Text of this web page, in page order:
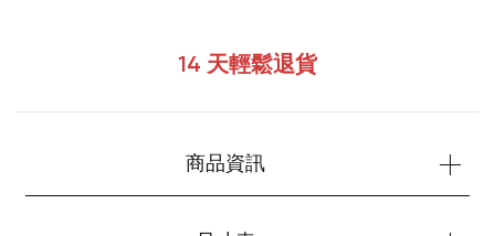
14 天輕鬆退貨
商品資訊